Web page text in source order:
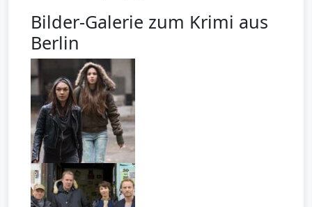
Bilder-Galerie zum Krimi aus
Berlin